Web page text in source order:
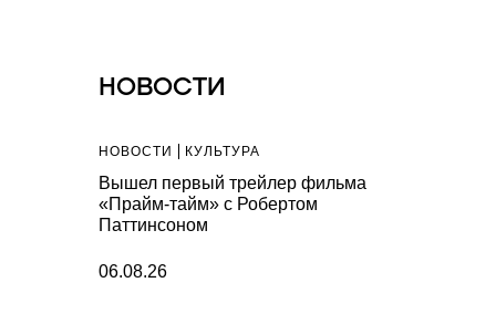
НОВОСТИ
НОВОСТИ КУЛЬТУРА
Вышел первый трейлер фильма
«Прайм-тайм» с Робертом
Паттинсоном
06.08.26